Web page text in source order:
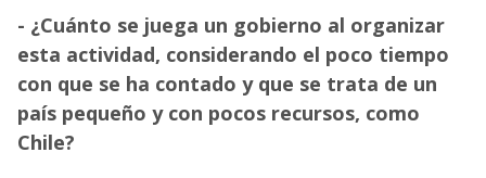
- ¿Cuánto se juega un gobierno al organizar
esta actividad, considerando el poco tiempo
con que se ha contado y que se trata de un
país pequeño y con pocos recursos, como
Chile?